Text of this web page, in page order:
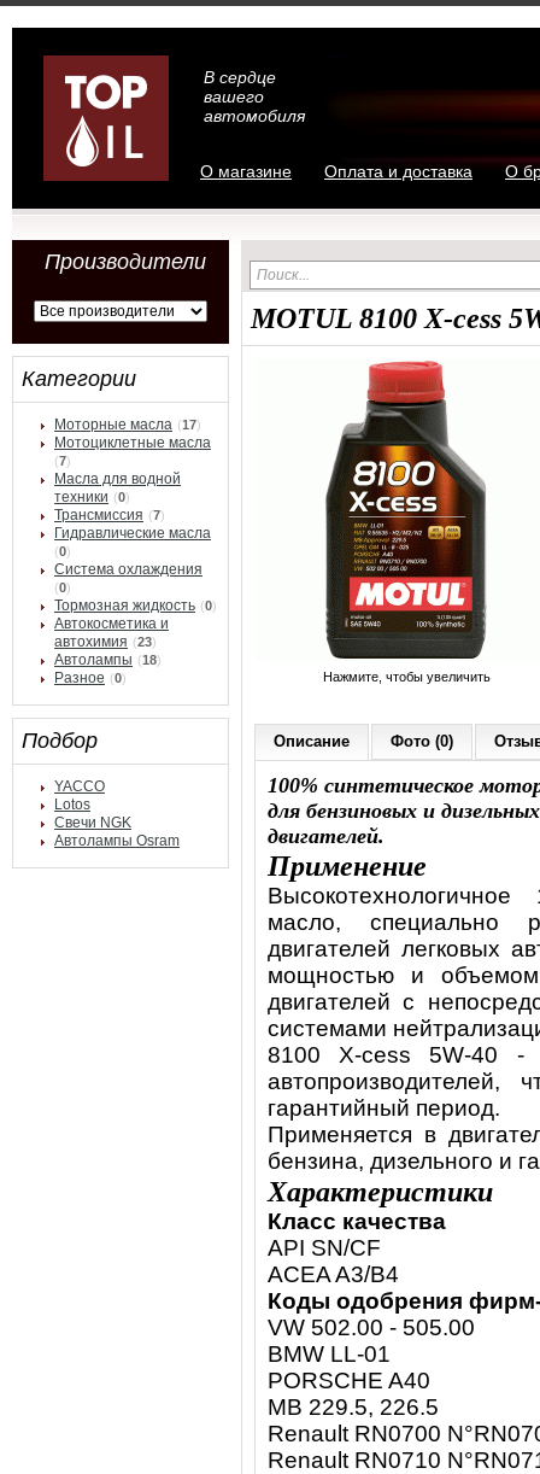
В сердце
вашего
автомобиля
О магазине Оплата и доставка О
Производители
Категории
Моторные масла (17)
Мотоциклетные масла
(7)
Масла для водной
техники (0)
Трансмиссия (7)
Гидравлические масла
(0)
Система охлаждения
(0)
Тормозная жидкость (0)
Автокосметика и
автохимия (23)
Автолампы (18)
Разное (0)
Подбор
YACCO
Lotos
Свечи NGK
Автолампы Osram
MOTUL 8100 X-cess
Нажмите, чтобы увеличить
Описание Фото (0)
100% синтетическое
для бензиновых и дизельных
двигателей.
Применение
масло, специально
двигателей легковых
мощностью и
двигателей с
системами
8100 X-cess 5W-40 -
автопроизводителей,
гарантийный период.
Применяется в
бензина, дизельного и
Характеристики
Класс качества
API SN/CF
ACEA A3/B4
Коды одобрения
VW 502.00 - 505.00
BMW LL-01
PORSCHE A40
MB 229.5, 226.5
Renault RN0700
Renault RN0710